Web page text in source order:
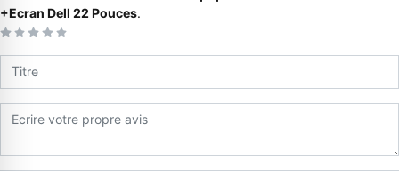
Appelez-nous au
06 37 08 07 06
+Ecran Dell 22 Pouces.